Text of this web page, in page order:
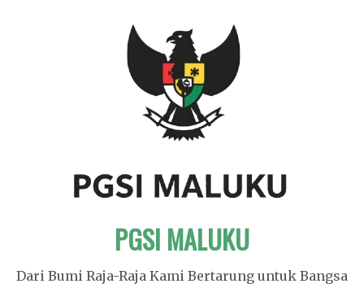
PGSI MALUKU
Dari Bumi Raja-Raja Kami Bertarung untuk Bangsa